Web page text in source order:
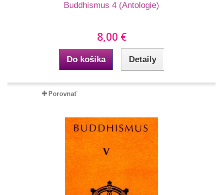
Buddhismus 4 (Antologie)
8,00 €
Do košíka Detaily
Porovnať